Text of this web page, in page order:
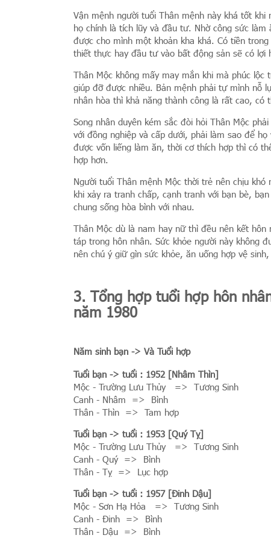
Vận mệnh người tuổi Thân mệnh này khá tốt
họ chính là tích lũy và đầu tư. Nhờ công sức
được cho mình một khoản kha khá. Có tiền
thiết thực hay đầu tư vào bất động sản sẽ có lợi
Thân Mộc không mấy may mắn khi mà phúc
giúp đỡ được nhiều. Bản mệnh phải tự mình nỗ
nhân hòa thì khả năng thành công là rất cao,
Song nhân duyên kém sắc đòi hỏi Thân Mộc
với đồng nghiệp và cấp dưới, phải làm sao để
được vốn liếng làm ăn, thời cơ thích hợp thì có
hợp hơn.
Người tuổi Thân mệnh Mộc thời trẻ nên chịu
khi xảy ra tranh chấp, cạnh tranh với bạn bè,
chung sống hòa bình với nhau.
Thân Mộc dù là nam hay nữ thì đều nên kết
táp trong hôn nhân. Sức khỏe người này không
nên chú ý giữ gìn sức khỏe, ăn uống hợp vệ
3. Tổng hợp tuổi hợp hôn
năm 1980
Năm sinh bạn -> Và Tuổi hợp
Tuổi bạn -> tuổi : 1952 [Nhâm Thìn]
Mộc - Trường Lưu Thủy => Tương Sinh
Canh - Nhâm => Bình
Thân - Thìn => Tam hợp
Tuổi bạn -> tuổi : 1953 [Quý Tỵ]
Mộc - Trường Lưu Thủy => Tương Sinh
Canh - Quý => Bình
Thân - Tỵ => Lục hợp
Tuổi bạn -> tuổi : 1957 [Đinh Dậu]
Mộc - Sơn Hạ Hỏa => Tương Sinh
Canh - Đinh => Bình
Thân - Dậu => Bình